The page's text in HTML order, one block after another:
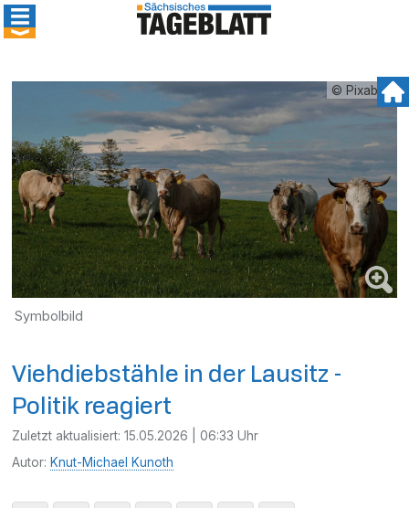
© Pixabay
Symbolbild
Viehdiebstähle in der Lausitz -
Politik reagiert
Zuletzt aktualisiert:15.05.2026 | 06:33 Uhr
Autor: Knut-Michael Kunoth